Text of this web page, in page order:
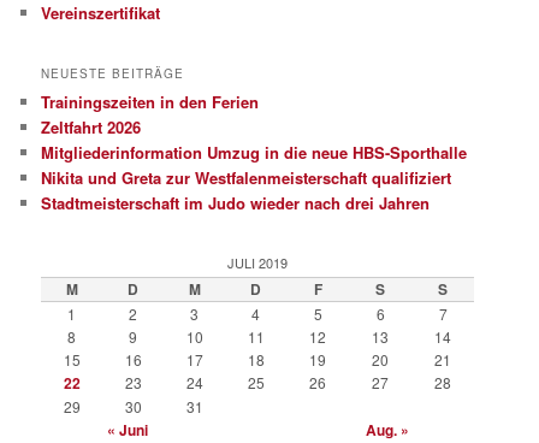
Vereinszertifikat
NEUESTE BEITRÄGE
Trainingszeiten in den Ferien
Zeltfahrt 2026
Mitgliederinformation Umzug in die neue HBS-Sporthalle
Nikita und Greta zur Westfalenmeisterschaft qualifiziert
Stadtmeisterschaft im Judo wieder nach drei Jahren
JULI 2019
M D M D F S S
1 2 3 4 5 6
7
8
9 10 11 12 13
14
15
16 17 18 19 20 21
22 23 24 25 26 27
28
29
30 31
« Juni Aug. »